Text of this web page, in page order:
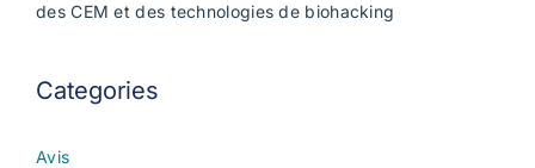
des CEM et des technologies de biohacking
Categories
Avis